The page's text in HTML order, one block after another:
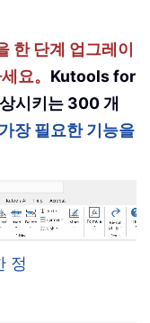
단계 업그레이
요。 Kutools for
시키는 300 개
가장 필요한 기능을
정